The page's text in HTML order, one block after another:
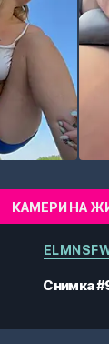
КАМЕРИ НА
Снимка